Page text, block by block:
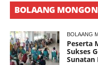
BOLAANG
BOLAANG
Peserta
Sukses
Sunatan